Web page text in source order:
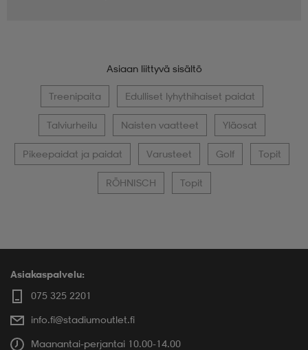
Asiaan liittyvä sisältö
Treenipaita Edulliset lyhythihaiset paidat
Talviurheilu Naisten vaatteet Yläosat
Pikeepaidat ja paidat Varusteet Golf Topit
RÖHNISCH Topit
Asiakaspalvelu:
075 325 2201
info.fi@stadiumoutlet.fi
Maanantai-perjantai 10.00-14.00